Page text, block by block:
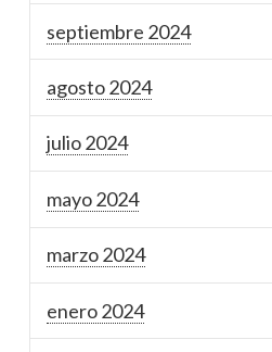
septiembre 2024
agosto 2024
julio 2024
mayo 2024
marzo 2024
enero 2024